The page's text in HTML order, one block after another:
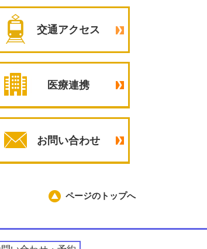
交通アクセス
医療連携
お問い合わせ
ページのトップへ